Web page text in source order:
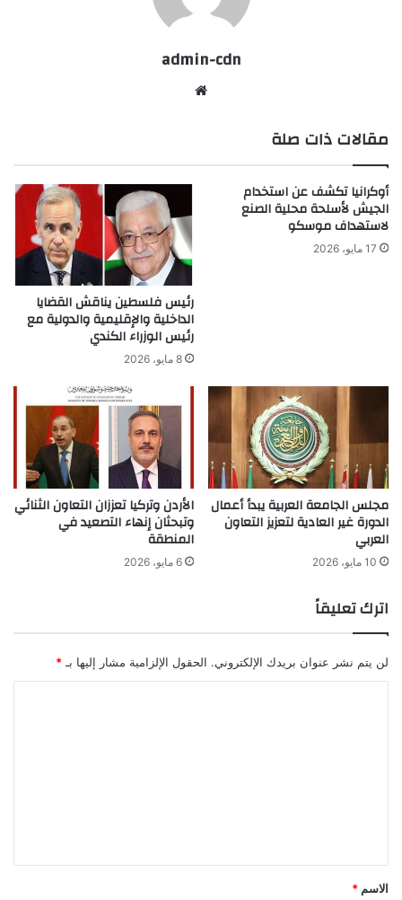
admin-cdn
مقالات ذات صلة
أوكرانيا تكشف عن استخدام
الجيش لأسلحة محلية الصنع
لاستهداف موسكو
17 مايو، 2026
رئيس فلسطين يناقش القضايا
الداخلية والإقليمية والدولية مع
رئيس الوزراء الكندي
8 مايو، 2026
مجلس الجامعة العربية يبدأ أعمال
الدورة غير العادية لتعزيز التعاون
العربي
10 مايو، 2026
الأردن وتركيا تعززان التعاون الثنائي
وتبحثان إنهاء التصعيد في
المنطقة
6 مايو، 2026
اترك تعليقاً
لن يتم نشر عنوان بريدك الإلكتروني. الحقول الإلزامية مشار إليها بـ *
*
الاسم *